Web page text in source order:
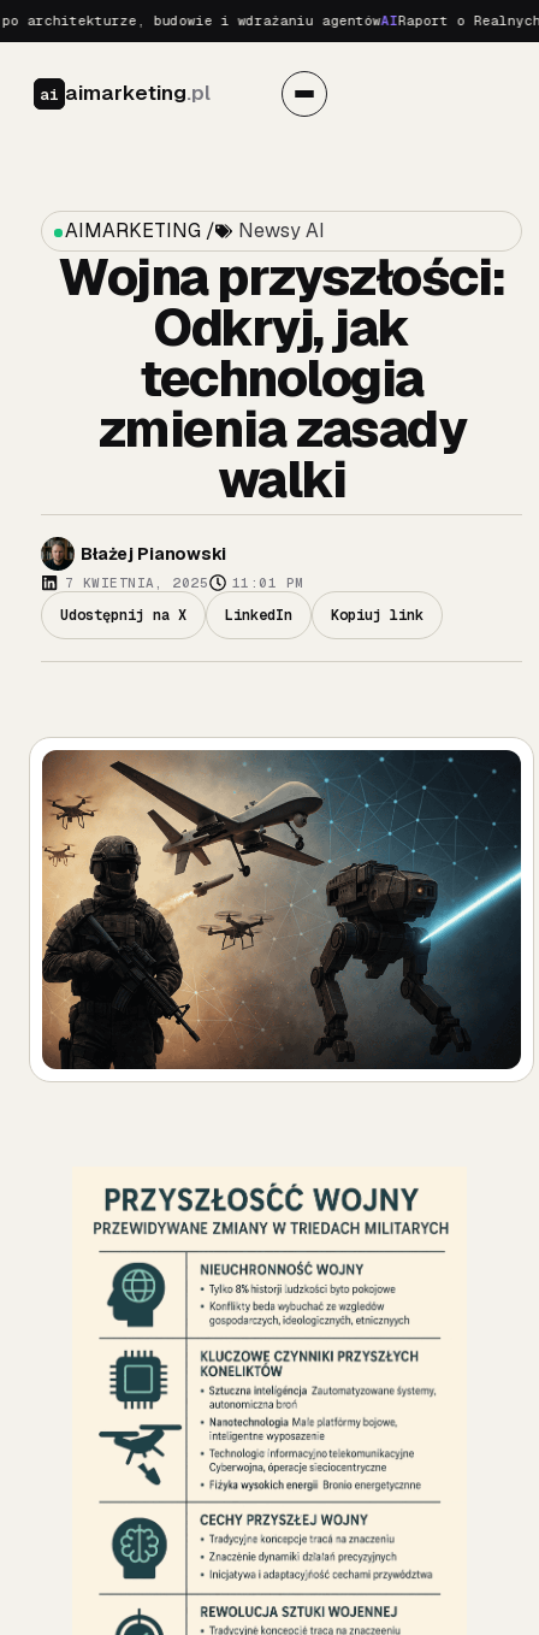
budowie i wdrażaniu agentów AIRaport o Realnych
ai aimarketing.pl
AIMARKETING / Newsy AI
Wojna przyszłości:
Odkryj, jak
technologia
zmienia zasady
walki
Błażej Pianowski
7 KWIETNIA, 2025 11:01 PM
Udostępnij na X LinkedIn Kopiuj link